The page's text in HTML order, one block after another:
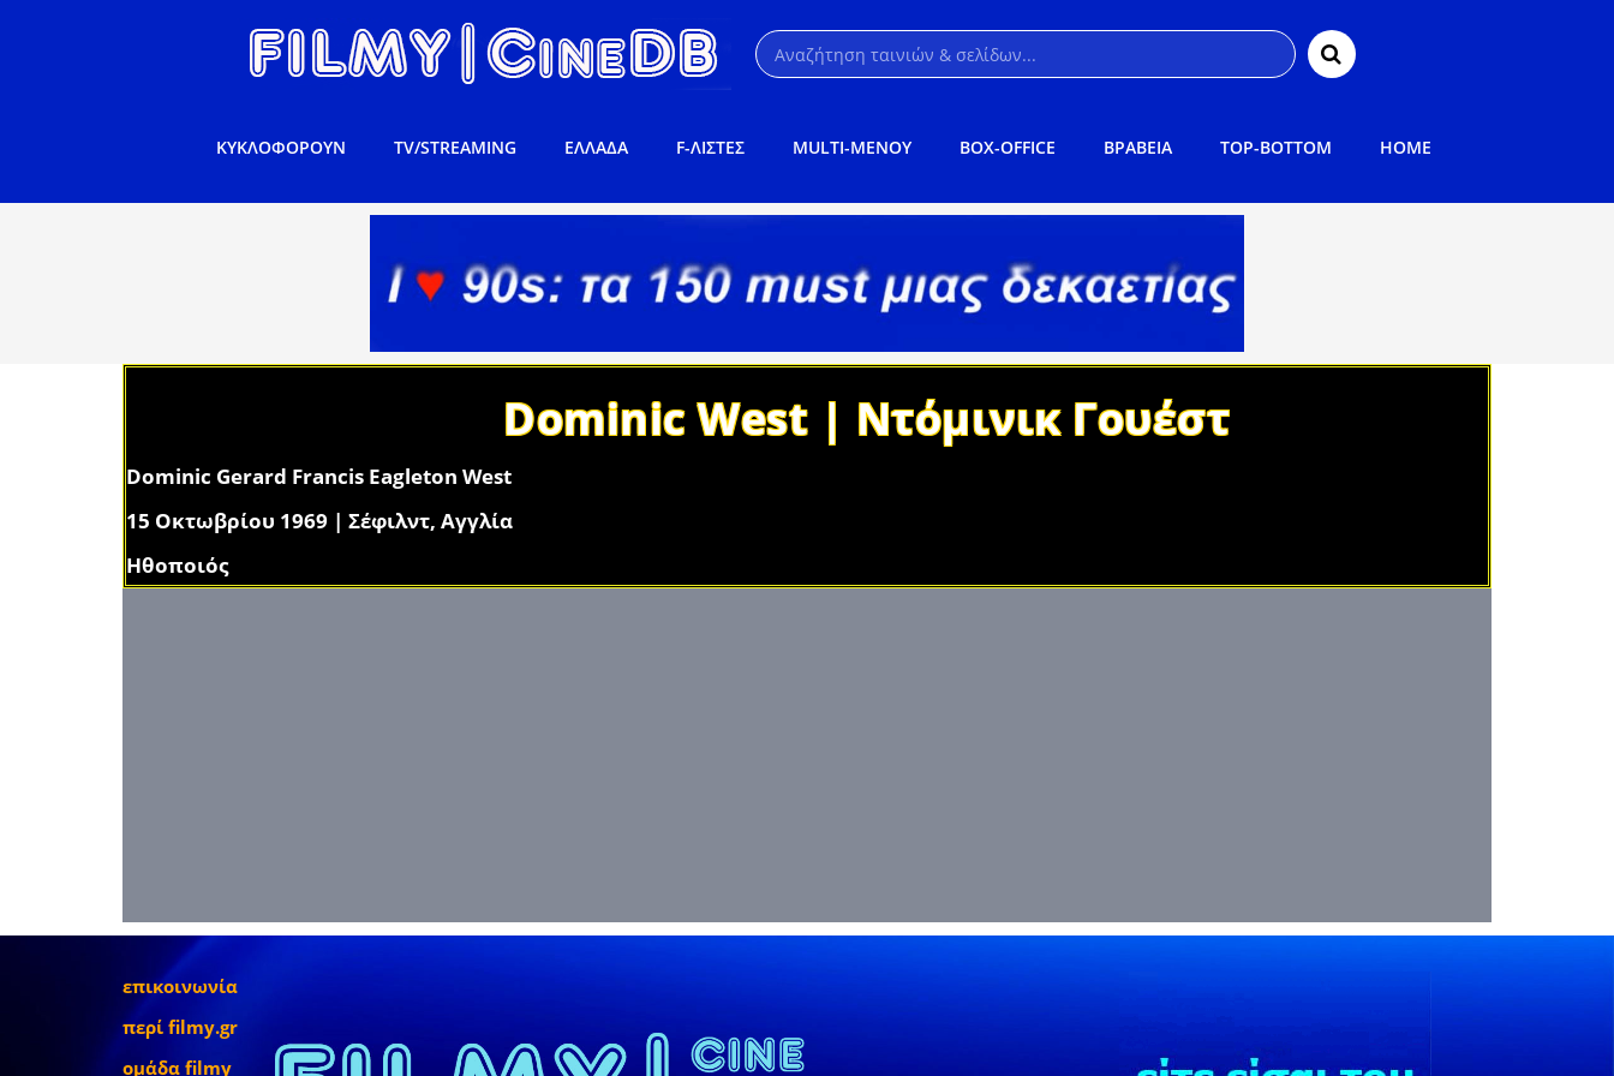
ΚΥΚΛΟΦΟΡΟΥΝ TV/STREAMING ΕΛΛΑΔΑ F-ΛΙΣΤΕΣ MULTI-ΜΕΝΟΥ BOX-OFFICE ΒΡΑΒΕΙΑ TOP-BOTTOM HOME
Dominic West | Ντόμινικ Γουέστ
Dominic Gerard Francis Eagleton West
15 Οκτωβρίου 1969 | Σέφιλντ, Αγγλία
Ηθοποιός
επικοινωνία
περί filmy.gr
ομάδα filmy